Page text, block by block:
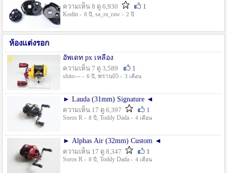
ความเห็น 8 ดู 6,930
1
Kodin - 8 ปี , sa_ra_raw - 2 ปี
ห้องแต่งรอก
อัพเดท px เหลือง
ความเห็น 7 ดู 3,589
1
shito--- - 6 ปี , พราน05 - 3 เดือน
► Lauda (31mm) Signature ◄
ความเห็น 17 ดู 6,397
1
Soros R - 8 ปี , Toddy Dada - 4 เดือน
► Alphas Air (32mm) Custom ◄
ความเห็น 17 ดู 8,347
1
Soros R - 8 ปี , Toddy Dada - 4 เดือน